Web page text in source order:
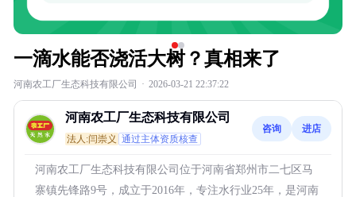
一滴水能否浇活大树？真相来了
河南农工厂生态科技有限公司 · 2026-03-21 22:37:22
河南农工厂生态科技有限公司
法人:闫崇义 通过主体资质核查
咨询 进店
河南农工厂生态科技有限公司位于河南省郑州市二七区马
寨镇先锋路9号，成立于2016年，专注水行业25年，是河南